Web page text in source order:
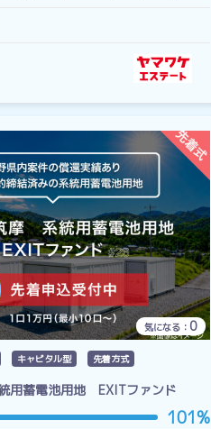
気になる： 0
キャピタル型 先着方式
用蓄電池用地 EXITファンド
101%